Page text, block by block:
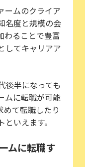
ームのクライア
名度と規模の会
わることで豊富
してキャリアア
後半になっても
ムに転職が可能
めて転職したり
いえます。
ムに転職す